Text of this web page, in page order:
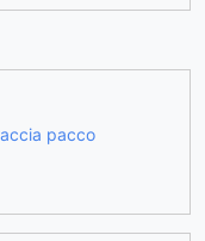
pacco